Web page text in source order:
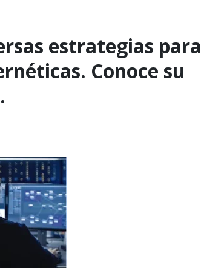
estrategias para
Conoce su